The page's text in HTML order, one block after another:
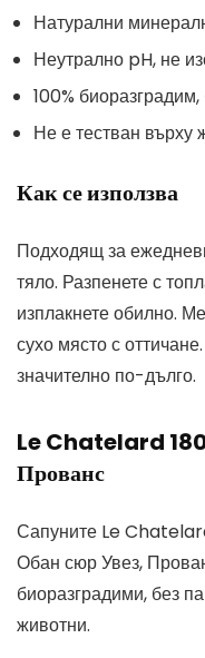
Натурални
Неутрално pH, не
100%
Не е тестван върху
Как се използва
Подходящ за
тяло. Разпенете с
изплакнете обилно.
сухо място с
значително по-дълго.
Le Chatelard
Прованс
Сапуните Le
Обан сюр Увез,
биоразградими, без
животни.